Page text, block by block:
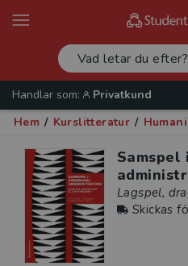
Handlar som:
Privatkund
Hem / Kurslitteratur /
Samspel
Lagspel,
Skickas